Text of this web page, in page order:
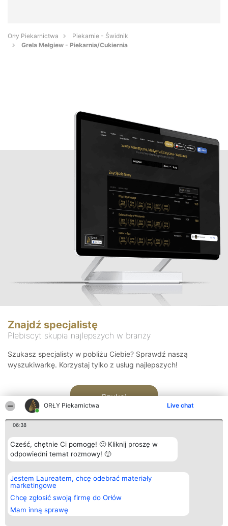
ORŁY Piekarnictwa Live chat
06:38
Cześć, chętnie Ci pomogę! 🙂 Kliknij proszę w
odpowiedni temat rozmowy! 🙂
Jestem Laureatem, chcę odebrać materiały
marketingowe
Chcę zgłosić swoją firmę do Orłów
Mam inną sprawę
Orły Piekarnictwa
Piekarnie - Świdnik
Grela Mełgiew - Piekarnia/Cukiernia
Znajdź specjalistę
Plebiscyt skupia najlepszych w branży
Szukasz specjalisty w pobliżu Ciebie? Sprawdź naszą
wyszukiwarkę. Korzystaj tylko z usług najlepszych!
Szukaj
Organizator plebiscytu
Bright Side Solutions sp. z o.
o. sp. k.
ul. Ruska 22
Wrocław 50-079
KRS 0000749100 | Regon
381313360 | NIP 8943132676
Plebiscyt
Laureaci
wszystkich
Laureatów
Regulamin
Kontakt
Kontakt